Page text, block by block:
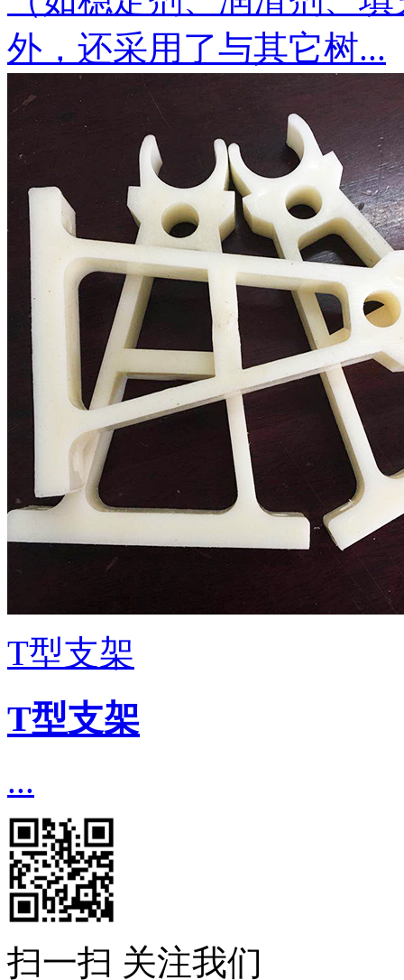
外，还采用了与其它树...
T型支架
T型支架
...
扫一扫 关注我们